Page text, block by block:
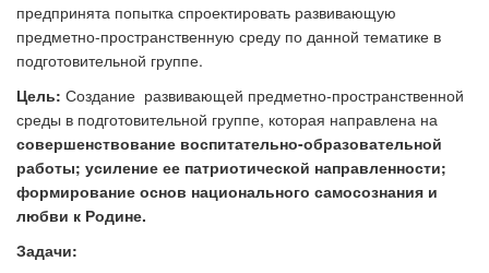
предпринята попытка спроектировать развивающую
предметно-пространственную среду по данной тематике в
подготовительной группе.
Цель: Создание развивающей предметно-пространственной
среды в подготовительной группе, которая направлена на
совершенствование воспитательно-образовательной
работы; усиление ее патриотической направленности;
формирование основ национального самосознания и
любви к Родине.
Задачи: